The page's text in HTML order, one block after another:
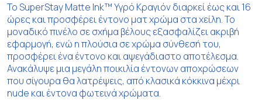
Το SuperStay Matte Ink™ Υγρό Κραγιόν διαρκεί έως και 16
ώρες και προσφέρει έντονο ματ χρώμα στα χείλη. Το
μοναδικό πινέλο σε σχήμα βέλους εξασφαλίζει ακριβή
εφαρμογή, ενώ η πλούσια σε χρώμα σύνθεσή του,
προσφέρει ένα έντονο και αψεγάδιαστο αποτέλεσμα.
Ανακάλυψε μια μεγάλη ποικιλία έντονων αποχρώσεων
που σίγουρα θα λατρέψεις, από κλασικά κόκκινα μέχρι
nude και έντονα φωτεινά χρώματα.